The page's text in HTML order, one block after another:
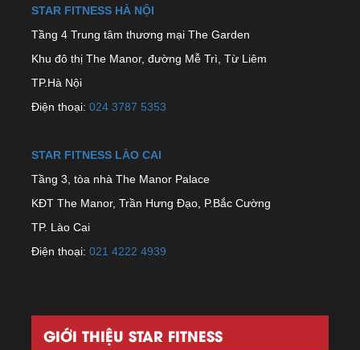
STAR FITNESS HÀ NỘI
Tầng 4 Trung tâm thương mại The Garden
Khu đô thị The Manor, đường Mễ Trì, Từ Liêm
TP.Hà Nội
Điện thoại: 024 3787 5353
STAR FITNESS LÀO CAI
Tầng 3, tòa nhà The Manor Palace
KĐT The Manor, Trần Hưng Đạo, P.Bắc Cường
TP. Lào Cai
Điện thoại: 021 4222 4939
GIỚI THIỆU STAR FITNESS